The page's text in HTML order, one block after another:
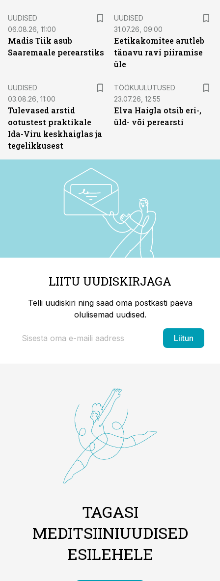
UUDISED
06.08.26, 11:00
Madis Tiik asub
Saaremaale perearstiks
UUDISED
31.07.26, 09:00
Eetikakomitee arutleb
tänavu ravi piiramise
üle
UUDISED
03.08.26, 11:00
Tulevased arstid
ootustest praktikale
Ida-Viru keskhaiglas ja
tegelikkusest
TÖÖKUULUTUSED
23.07.26, 12:55
Elva Haigla otsib eri-,
üld- või perearsti
LIITU UUDISKIRJAGA
Telli uudiskiri ning saad oma postkasti päeva
olulisemad uudised.
Liitun
TAGASI
MEDITSIINIUUDISED
ESILEHELE